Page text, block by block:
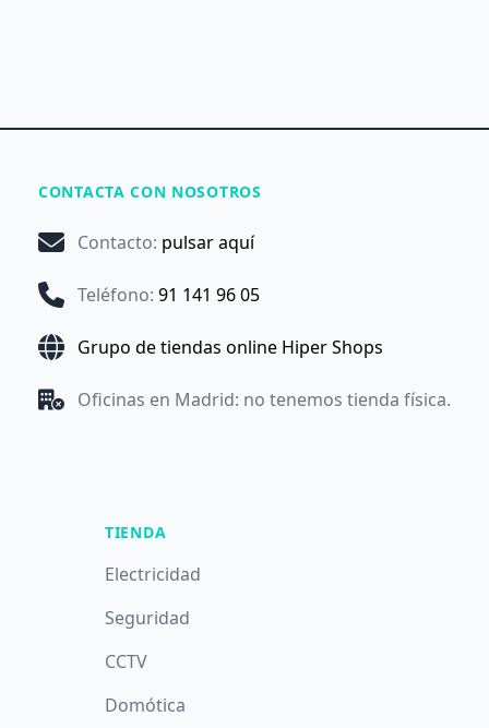
CONTACTA CON NOSOTROS
Contacto: pulsar aquí
Teléfono: 91 141 96 05
Grupo de tiendas online Hiper Shops
Oficinas en Madrid: no tenemos tienda física.
TIENDA
Electricidad
Seguridad
CCTV
Domótica